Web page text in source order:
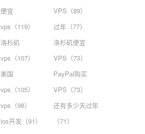
便宜
vps（119）
洛杉矶
vps（107）
美国
vps（105）
vps（98）
ios开发（91）
VPS（89）
过年（77）
洛杉矶便宜
VPS（73）
PayPal购买
VPS（73）
还有多少天过年
（71）